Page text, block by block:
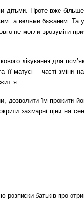
дітьми. Проте вже
та вельми бажаним. Та у
не могли зрозуміти
лікування для
матусі – часті зміни
дозволити їм прожити
захмарні ціни на
розписки батьків про